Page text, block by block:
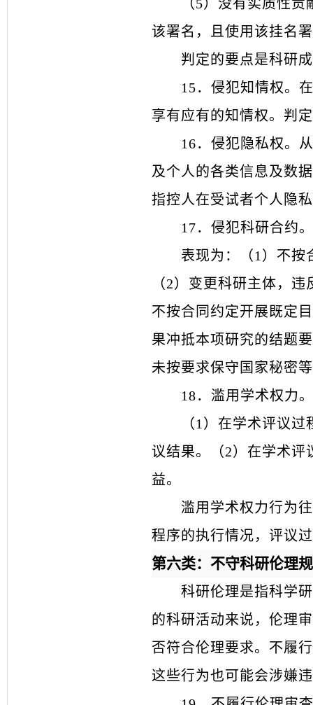
（5）没有实质性贡
该署名，且使用该挂名
判定的要点是科研
15． 侵犯知情权。
享有应有的知情权。判
16． 侵犯隐私权。
及个人的各类信息及数
指控人在受试者个人隐
17． 侵犯科研合约。
表现为：（1）不按
（2）变更科研主体，
不按合同约定开展既定
果冲抵本项研究的结题
未按要求保守国家秘密
18． 滥用学术权力。
（1）在学术评议过
议结果。（2）在学术
益。
滥用学术权力行为
程序的执行情况，评议
第六类：不守科研伦理
科研伦理是指科学
的科研活动来说，伦理
否符合伦理要求。不履
这些行为也可能会涉嫌